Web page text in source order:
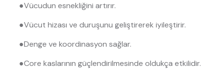
●Vücudun esnekliğini artırır.
●Vücut hizası ve duruşunu geliştirerek iyileştirir.
●Denge ve koordinasyon sağlar.
●Core kaslarının güçlendirilmesinde oldukça etkilidir.